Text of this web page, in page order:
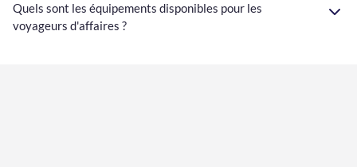
Quels sont les équipements disponibles pour les
voyageurs d'affaires ?